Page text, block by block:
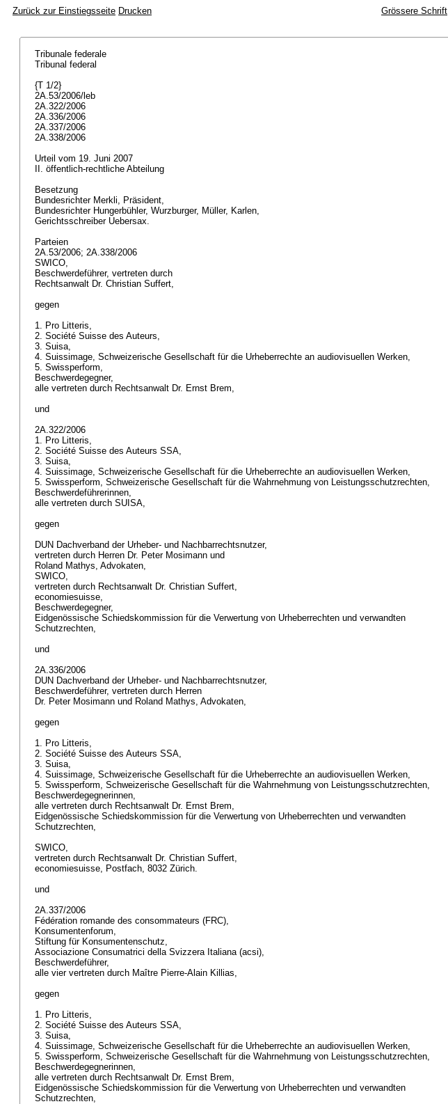
Zurück zur Einstiegsseite Drucken Grössere Schrift
Tribunale federale
Tribunal federal
{T 1/2}
2A.53/2006/leb
2A.322/2006
2A.336/2006
2A.337/2006
2A.338/2006
Urteil vom 19. Juni 2007
II. öffentlich-rechtliche Abteilung
Besetzung
Bundesrichter Merkli, Präsident,
Bundesrichter Hungerbühler, Wurzburger, Müller, Karlen,
Gerichtsschreiber Uebersax.
Parteien
2A.53/2006; 2A.338/2006
SWICO,
Beschwerdeführer, vertreten durch
Rechtsanwalt Dr. Christian Suffert,
gegen
1. Pro Litteris,
2. Société Suisse des Auteurs,
3. Suisa,
4. Suissimage, Schweizerische Gesellschaft für die Urheberrechte an audiovisuellen Werken,
5. Swissperform,
Beschwerdegegner,
alle vertreten durch Rechtsanwalt Dr. Ernst Brem,
und
2A.322/2006
1. Pro Litteris,
2. Société Suisse des Auteurs SSA,
3. Suisa,
4. Suissimage, Schweizerische Gesellschaft für die Urheberrechte an audiovisuellen Werken,
5. Swissperform, Schweizerische Gesellschaft für die Wahrnehmung von Leistungsschutzrechten,
Beschwerdeführerinnen,
alle vertreten durch SUISA,
gegen
DUN Dachverband der Urheber- und Nachbarrechtsnutzer,
vertreten durch Herren Dr. Peter Mosimann und
Roland Mathys, Advokaten,
SWICO,
vertreten durch Rechtsanwalt Dr. Christian Suffert,
economiesuisse,
Beschwerdegegner,
Eidgenössische Schiedskommission für die Verwertung von Urheberrechten und verwandten
Schutzrechten,
und
2A.336/2006
DUN Dachverband der Urheber- und Nachbarrechtsnutzer,
Beschwerdeführer, vertreten durch Herren
Dr. Peter Mosimann und Roland Mathys, Advokaten,
gegen
1. Pro Litteris,
2. Société Suisse des Auteurs SSA,
3. Suisa,
4. Suissimage, Schweizerische Gesellschaft für die Urheberrechte an audiovisuellen Werken,
5. Swissperform, Schweizerische Gesellschaft für die Wahrnehmung von Leistungsschutzrechten,
Beschwerdegegnerinnen,
alle vertreten durch Rechtsanwalt Dr. Ernst Brem,
Eidgenössische Schiedskommission für die Verwertung von Urheberrechten und verwandten
Schutzrechten,
SWICO,
vertreten durch Rechtsanwalt Dr. Christian Suffert,
economiesuisse, Postfach, 8032 Zürich.
und
2A.337/2006
Fédération romande des consommateurs (FRC),
Konsumentenforum,
Stiftung für Konsumentenschutz,
Associazione Consumatrici della Svizzera Italiana (acsi),
Beschwerdeführer,
alle vier vertreten durch Maître Pierre-Alain Killias,
gegen
1. Pro Litteris,
2. Société Suisse des Auteurs SSA,
3. Suisa,
4. Suissimage, Schweizerische Gesellschaft für die Urheberrechte an audiovisuellen Werken,
5. Swissperform, Schweizerische Gesellschaft für die Wahrnehmung von Leistungsschutzrechten,
Beschwerdegegnerinnen,
alle vertreten durch Rechtsanwalt Dr. Ernst Brem,
Eidgenössische Schiedskommission für die Verwertung von Urheberrechten und verwandten
Schutzrechten,